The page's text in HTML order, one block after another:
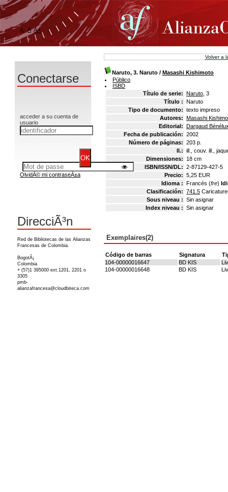
Volver a
Naruto, 3. Naruto / Masashi Kishimoto
Público
ISBD
Título de serie: Naruto , 3
Título : Naruto
Tipo de documento: texto impreso
Autores: Masashi
Editorial: Dargaud
Fecha de publicación: 2002
Número de páginas: 203 p.
Il.: ill., couv. ill.,
Dimensiones:
18 cm
ISBN/ISSN/DL: 2-87129-427-5
Precio: 5,25 EUR
Idioma : Francés (fre)
Clasificación: 741.5
Sous niveau : Sin asignar
Index niveau : Sin asignar
Exemplaires(2)
Código de barras Signatura
104-00000016647
BD KIS
104-00000016648
BD KIS
A- A A+
Conectarse
acceder a su cuenta de
usuario
OlvidÃ© mi contraseÃ±a
DirecciÃ³n
Red de Bibliotecas de las Alianzas
Francesas de Colombia.
BogotÃ¡
Colombia
+ (57)1 395000 ext.1201, 2201 o
3305
pmb-
alianzafrancesa@cloudbiteca.com